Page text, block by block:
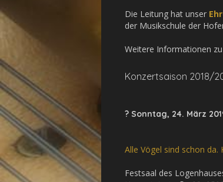
Die Leitung hat unser
der Musikschule der
Weitere Informationen
Konzertsaison 2018/
? Sonntag, 24. März
Alle Vögel sind schon
Festsaal des